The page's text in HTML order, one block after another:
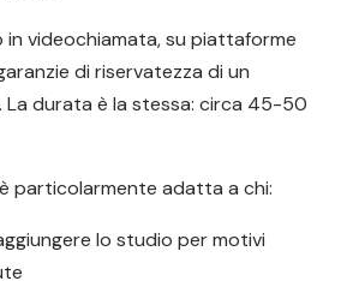
in videochiamata, su piattaforme
di riservatezza di un
La durata è la stessa: circa 45-50
particolarmente adatta a chi:
lo studio per motivi